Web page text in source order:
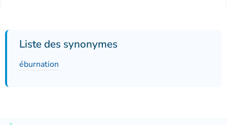
Liste des synonymes
éburnation